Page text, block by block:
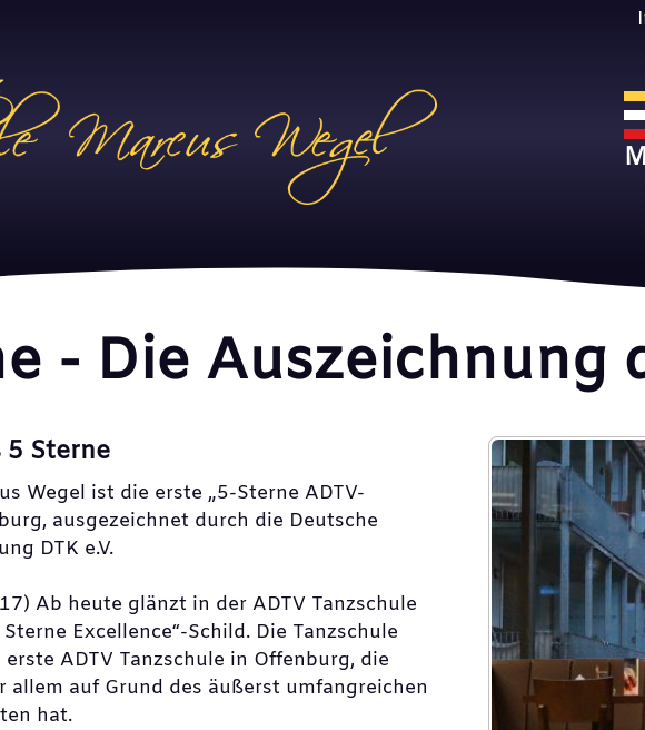
- Die Auszeichnung
5 Sterne
Wegel ist die erste „5-Sterne ADTV-
ausgezeichnet durch die Deutsche
DTK e.V.
Ab heute glänzt in der ADTV Tanzschule
Excellence“-Schild. Die Tanzschule
ADTV Tanzschule in Offenburg, die
allem auf Grund des äußerst umfangreichen
hat.